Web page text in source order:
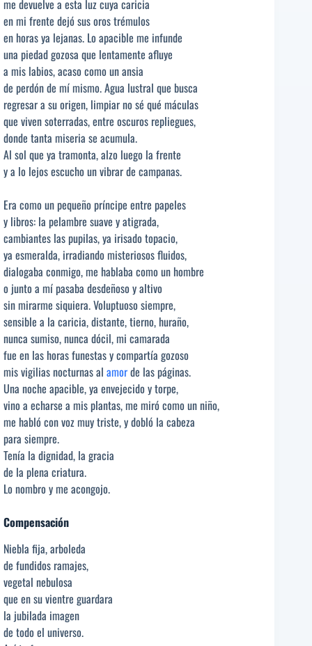
me devuelve a esta luz cuya caricia
en mi frente dejó sus oros trémulos
en horas ya lejanas. Lo apacible me infunde
una piedad gozosa que lentamente afluye
a mis labios, acaso como un ansia
de perdón de mí mismo. Agua lustral que busca
regresar a su origen, limpiar no sé qué máculas
que viven soterradas, entre oscuros repliegues,
donde tanta miseria se acumula.
Al sol que ya tramonta, alzo luego la frente
y a lo lejos escucho un vibrar de campanas.
Era como un pequeño príncipe entre papeles
y libros: la pelambre suave y atigrada,
cambiantes las pupilas, ya irisado topacio,
ya esmeralda, irradiando misteriosos fluidos,
dialogaba conmigo, me hablaba como un hombre
o junto a mí pasaba desdeñoso y altivo
sin mirarme siquiera. Voluptuoso siempre,
sensible a la caricia, distante, tierno, huraño,
nunca sumiso, nunca dócil, mi camarada
fue en las horas funestas y compartía gozoso
mis vigilias nocturnas al amorde las páginas.
Una noche apacible, ya envejecido y torpe,
vino a echarse a mis plantas, me miró como un niño,
me habló con voz muy triste, y dobló la cabeza
para siempre.
Tenía la dignidad, la gracia
de la plena criatura.
Lo nombro y me acongojo.
Compensación
Niebla fija, arboleda
de fundidos ramajes,
vegetal nebulosa
que en su vientre guardara
la jubilada imagen
de todo el universo.